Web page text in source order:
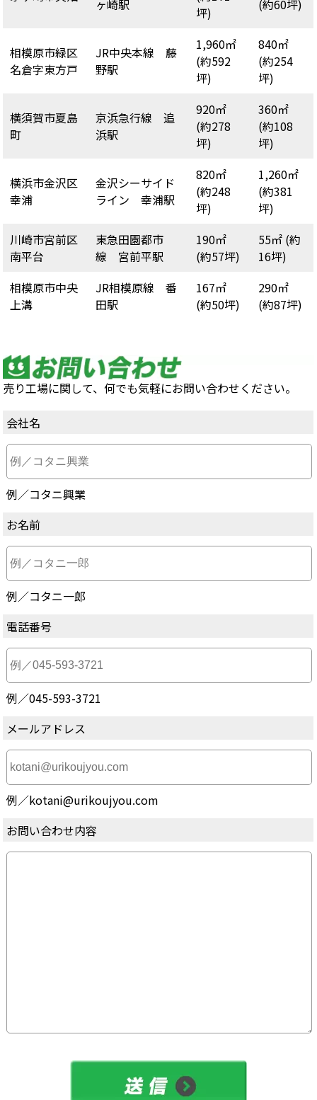
ヶ崎駅
坪)
(約60坪)
相模原市緑区
名倉字東方戸
JR中央本線 藤
野駅
1,960㎡
(約592
坪)
840㎡
(約254
坪)
横須賀市夏島
町
京浜急行線 追
浜駅
920㎡
(約278
坪)
360㎡
(約108
坪)
横浜市金沢区
幸浦
金沢シーサイド
ライン 幸浦駅
820㎡
(約248
坪)
1,260㎡
(約381
坪)
川崎市宮前区
南平台
東急田園都市
線 宮前平駅
190㎡
(約57坪)
55㎡ (約
16坪)
相模原市中央
上溝
JR相模原線 番
田駅
167㎡
(約50坪)
290㎡
(約87坪)
売り工場に関して、何でも気軽にお問い合わせください。
会社名
例／コタニ興業
お名前
例／コタニ一郎
電話番号
例／045-593-3721
メールアドレス
例／kotani@urikoujyou.com
お問い合わせ内容